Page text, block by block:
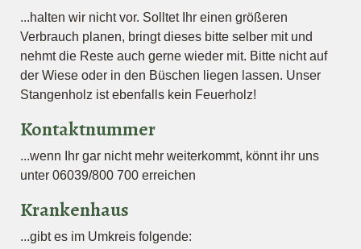
...halten wir nicht vor. Solltet Ihr einen größeren
Verbrauch planen, bringt dieses bitte selber mit und
nehmt die Reste auch gerne wieder mit. Bitte nicht auf
der Wiese oder in den Büschen liegen lassen. Unser
Stangenholz ist ebenfalls kein Feuerholz!
Kontaktnummer
...wenn Ihr gar nicht mehr weiterkommt, könnt ihr uns
unter 06039/800 700 erreichen
Krankenhaus
...gibt es im Umkreis folgende: